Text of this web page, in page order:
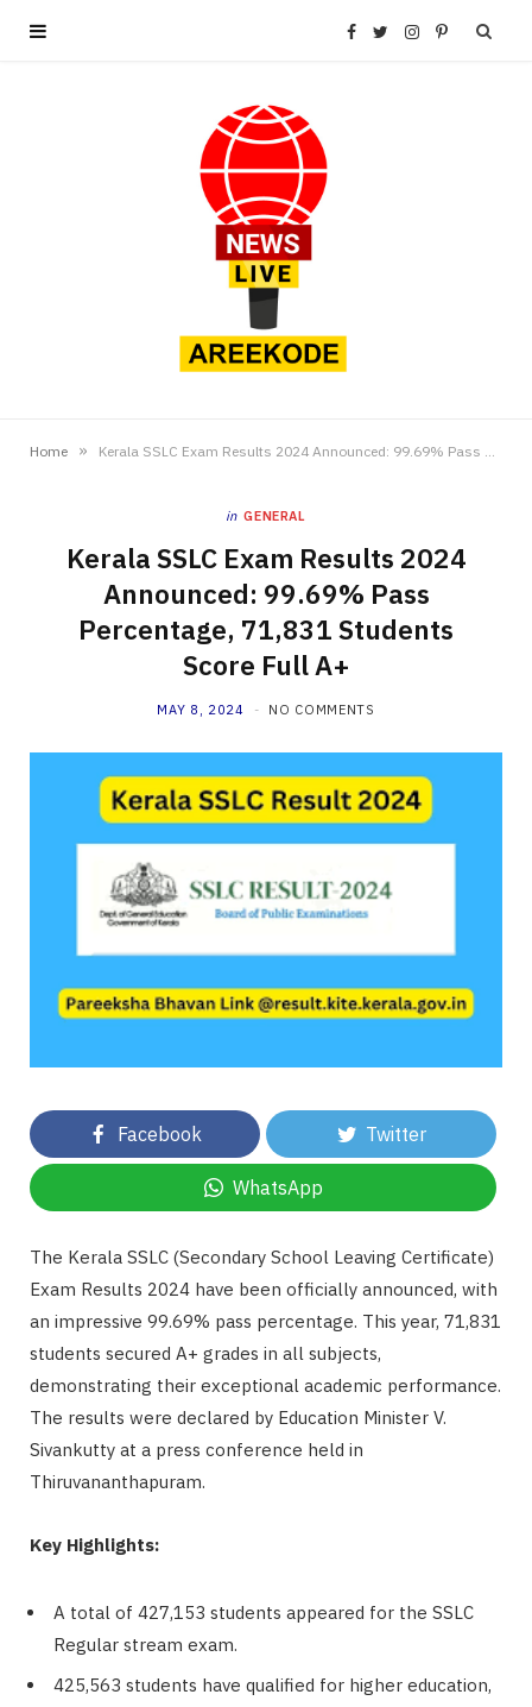
F T I P
Home »
in GENERAL
Kerala SSLC Exam Results 2024
Announced: 99.69% Pass
Percentage, 71,831 Students
Score Full A+
MAY 8, 2024 NO COMMENTS
Facebook Twitter
WhatsApp
The Kerala SSLC (Secondary School Leaving Certificate)
Exam Results 2024 have been officially announced, with
an impressive 99.69% pass percentage. This year, 71,831
students secured A+ grades in all subjects,
demonstrating their exceptional academic performance.
The results were declared by Education Minister V.
Sivankutty at a press conference held in
Thiruvananthapuram.
Key Highlights:
A total of 427,153 students appeared for the SSLC
Regular stream exam.
425,563 students have qualified for higher education,